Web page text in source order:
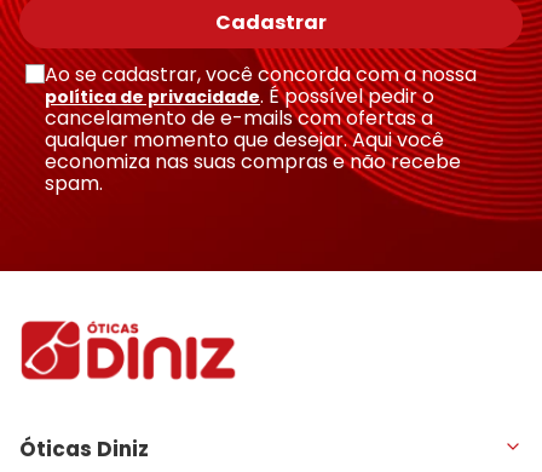
Cadastrar
Ao se cadastrar, você concorda com a nossa
política de privacidade. É possível pedir o
cancelamento de e-mails com ofertas a
qualquer momento que desejar. Aqui você
economiza nas suas compras e não recebe
spam.
Óticas Diniz